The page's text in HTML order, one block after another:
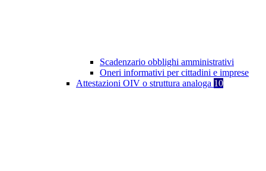
Scadenzario obblighi amministrativi
Oneri informativi per cittadini e imprese
Attestazioni OIV o struttura analoga 10